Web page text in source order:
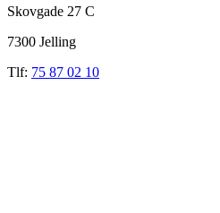
Skovgade 27 C
7300 Jelling
Tlf: 75 87 02 10